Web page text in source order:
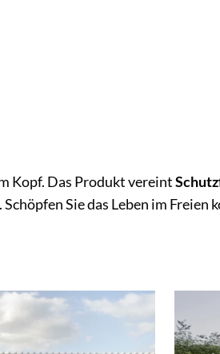
Kopf. Das Produkt vereint
Sie das Leben im Freien